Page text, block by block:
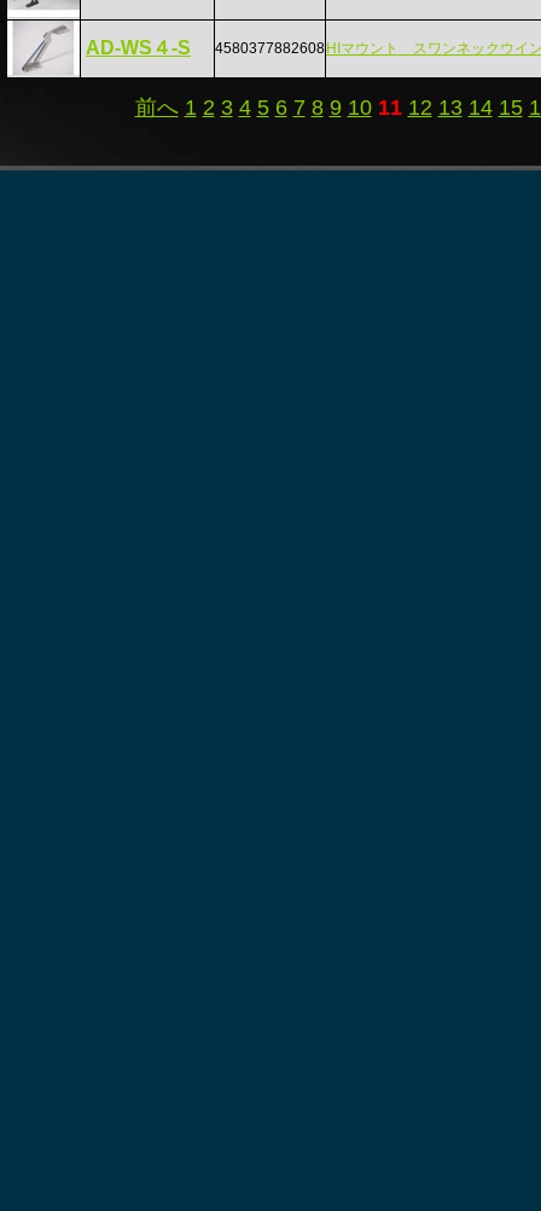
AD-WS４-S 4580377882608 HIマウント スワンネックウイ
前へ 1 2 3 4 5 6 7 8 9 10 11 12 13 14 15